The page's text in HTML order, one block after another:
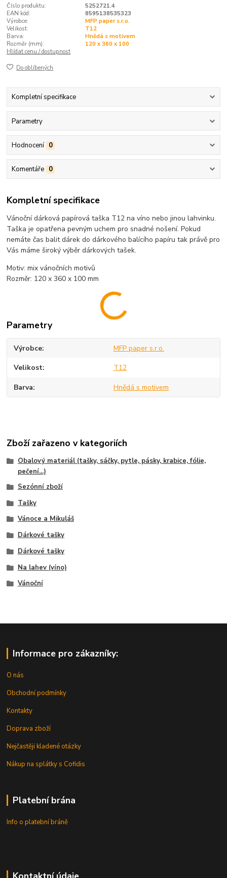
Číslo produktu:
5252721.4
EAN kód:
8595138535323
Výrobce:
MFP paper s.r.o.
Velikost:
T12
Barva:
Hnědá s motivem
Rozměr (mm):
120 x 360 x 100
Hlídat cenu / dostupnost
Do oblíbených
Kompletní specifikace
Parametry
Hodnocení 0
Komentáře 0
Kompletní specifikace
Vánoční dárková papírová taška T12 na víno nebo jinou lahvinku.
Taška je opatřena pevným uchem pro snadné nošení. Pokud
nemáte čas balit dárek do dárkového balícího papíru tak právě pro
Vás máme široký výběr dárkových tašek.
Motiv: mix vánočních motivů
Rozměr: 120 x 360 x 100 mm
Parametry
Výrobce MFP paper s.r.o.
Velikost T12
Barva Hnědá s motivem
Zboží zařazeno v kategoriích
Obalový materiál (tašky, sáčky, pytle, pásky, krabice, fólie,
pečení...)
Sezónní zboží
Tašky
Vánoce a Mikuláš
Dárkové tašky
Dárkové tašky
Na lahev (víno)
Vánoční
Informace pro zákazníky:
O nás
Obchodní podmínky
Kontakty
Doprava zboží
Nejčastěji kladené otázky
Nákup na splátky s Cofidis
Platební brána
Info o platební bráně